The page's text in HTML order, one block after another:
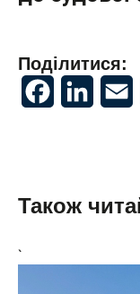
Поділитися:
Facebook
Також
`